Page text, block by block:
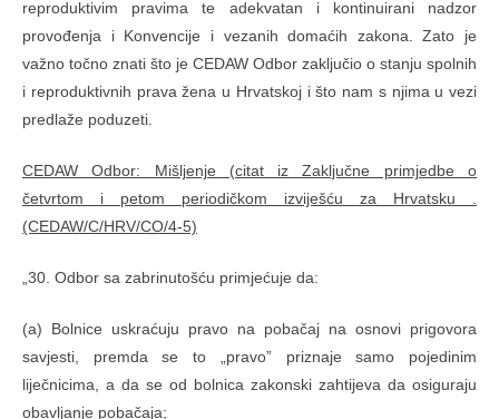
reproduktivim pravima te adekvatan i kontinuirani nadzor
provođenja i Konvencije i vezanih domaćih zakona. Zato je
važno točno znati što je CEDAW Odbor zaključio o stanju spolnih
i reproduktivnih prava žena u Hrvatskoj i što nam s njima u vezi
predlaže poduzeti.
CEDAW Odbor: Mišljenje (citat iz Zaključne primjedbe o
četvrtom i petom periodičkom izviješću za Hrvatsku .
(CEDAW/C/HRV/CO/4-5)
„30. Odbor sa zabrinutošću primjećuje da:
(a) Bolnice uskraćuju pravo na pobačaj na osnovi prigovora
savjesti, premda se to „pravo” priznaje samo pojedinim
liječnicima, a da se od bolnica zakonski zahtijeva da osiguraju
obavljanje pobačaja;